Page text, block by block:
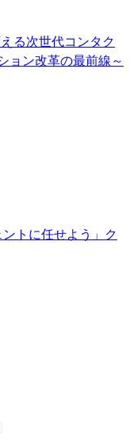
る次世代コンタク
ョン改革の最前線～
トに任せよう」ク